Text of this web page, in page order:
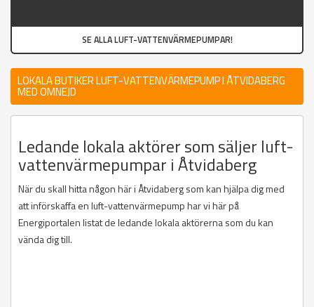
SE ALLA LUFT-VATTENVÄRMEPUMPAR!
LOKALA BUTIKER LUFT-VATTENVÄRMEPUMP I ÅTVIDABERG
MED OMNEJD
Ledande lokala aktörer som säljer luft-
vattenvärmepumpar i Åtvidaberg
När du skall hitta någon här i Åtvidaberg som kan hjälpa dig med
att införskaffa en luft-vattenvärmepump har vi här på
Energiportalen listat de ledande lokala aktörerna som du kan
vända dig till.